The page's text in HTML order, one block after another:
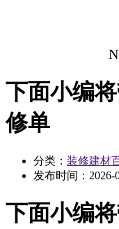
下面小编
修单
分类： 装修建材
发布时间： 2026-
下面小编